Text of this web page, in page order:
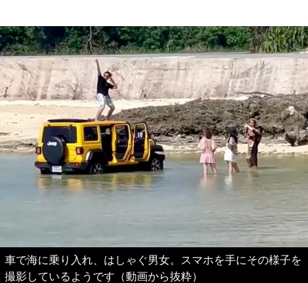
車で海に乗り入れ、はしゃぐ男女。スマホを手にその様子を
撮影しているようです（動画から抜粋）